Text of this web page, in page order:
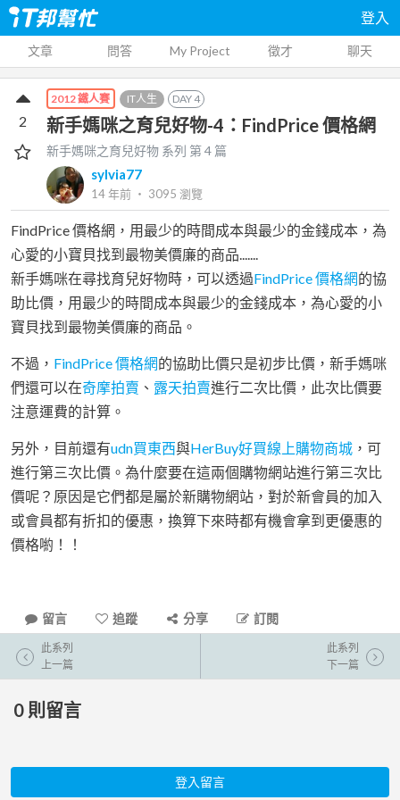
登入
文章 問答 My Project 徵才 聊天
2012 鐵人賽 IT人生 DAY4
新手媽咪之育兒好物-4：FindPrice 價格網
新手媽咪之育兒好物 系列 第4 篇
sylvia77
14 年前 ‧ 3095 瀏覽
2
FindPrice 價格網，用最少的時間成本與最少的金錢成本，為
心愛的小寶貝找到最物美價廉的商品.......
新手媽咪在尋找育兒好物時，可以透過FindPrice 價格網的協
助比價，用最少的時間成本與最少的金錢成本，為心愛的小
寶貝找到最物美價廉的商品。
不過， FindPrice 價格網的協助比價只是初步比價，新手媽咪
們還可以在奇摩拍賣 、 露天拍賣進行二次比價，此次比價要
注意運費的計算。
另外，目前還有udn買東西與HerBuy好買線上購物商城 ，可
進行第三次比價。為什麼要在這兩個購物網站進行第三次比
價呢？原因是它們都是屬於新購物網站，對於新會員的加入
或會員都有折扣的優惠，換算下來時都有機會拿到更優惠的
價格喲！！
留言 追蹤 分享 訂閱
此系列
上一篇
此系列
下一篇
0 則留言
登入留言